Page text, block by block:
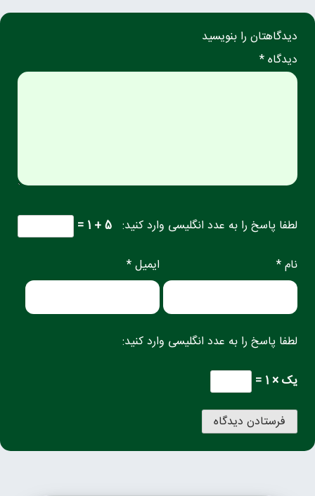
دیدگاهتان را بنویسید
دیدگاه *
لطفا پاسخ را به عدد انگلیسی وارد کنید: 5 + 1 =
نام * ایمیل *
لطفا پاسخ را به عدد انگلیسی وارد کنید:
یک × 1 =